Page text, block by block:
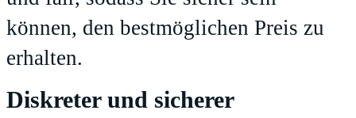
können, den bestmöglichen Preis zu
erhalten.
Diskreter und sicherer